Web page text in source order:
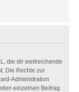
die dir weitreichende
Die Rechte zur
Administration
einzelnen Beitrag